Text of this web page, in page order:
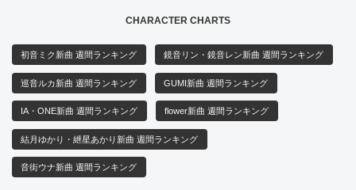
CHARACTER CHARTS
初音ミク新曲 週間ランキング 鏡音リン・鏡音レン新曲 週間ランキング
巡音ルカ新曲 週間ランキング GUMI新曲 週間ランキング
IA・ONE新曲 週間ランキング flower新曲 週間ランキング
結月ゆかり・紲星あかり新曲 週間ランキング
音街ウナ新曲 週間ランキング